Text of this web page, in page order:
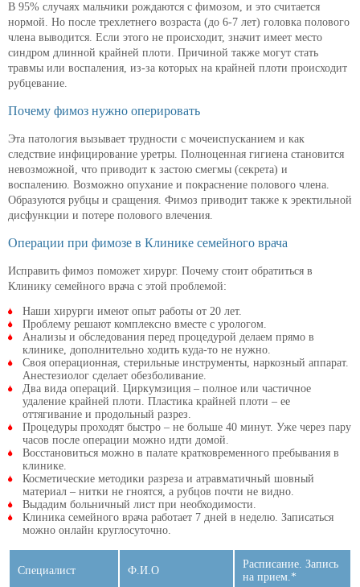
В 95% случаях мальчики рождаются с фимозом, и это считается
нормой. Но после трехлетнего возраста (до 6-7 лет) головка полового
члена выводится. Если этого не происходит, значит имеет место
синдром длинной крайней плоти. Причиной также могут стать
травмы или воспаления, из-за которых на крайней плоти происходит
рубцевание.
Почему фимоз нужно оперировать
Эта патология вызывает трудности с мочеиспусканием и как
следствие инфицирование уретры. Полноценная гигиена становится
невозможной, что приводит к застою смегмы (секрета) и
воспалению. Возможно опухание и покраснение полового члена.
Образуются рубцы и сращения. Фимоз приводит также к эректильной
дисфункции и потере полового влечения.
Операции при фимозе в Клинике семейного врача
Исправить фимоз поможет хирург. Почему стоит обратиться в
Клинику семейного врача с этой проблемой:
Наши хирурги имеют опыт работы от 20 лет.
Проблему решают комплексно вместе с урологом.
Анализы и обследования перед процедурой делаем прямо в
клинике, дополнительно ходить куда-то не нужно.
Своя операционная, стерильные инструменты, наркозный аппарат.
Анестезиолог сделает обезболивание.
Два вида операций. Циркумзиция – полное или частичное
удаление крайней плоти. Пластика крайней плоти – ее
оттягивание и продольный разрез.
Процедуры проходят быстро – не больше 40 минут. Уже через пару
часов после операции можно идти домой.
Восстановиться можно в палате кратковременного пребывания в
клинике.
Косметические методики разреза и атравматичный шовный
материал – нитки не гноятся, а рубцов почти не видно.
Выдадим больничный лист при необходимости.
Клиника семейного врача работает 7 дней в неделю. Записаться
можно онлайн круглосуточно.
Специалист Ф.И.О
Расписание. Запись
на прием.*